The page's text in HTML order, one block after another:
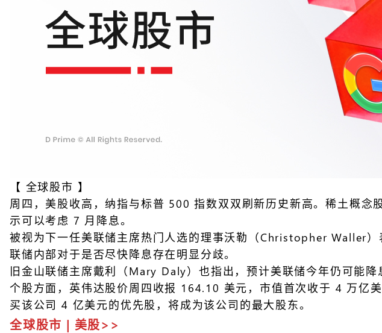
【 全球股市 】
周四，美股收高，纳指与标普 500 指数双双刷新历史新高。稀土概
示可以考虑 7 月降息。
被视为下一任美联储主席热门人选的理事沃勒（Christopher Waller
联储内部对于是否尽快降息存在明显分歧。
旧金山联储主席戴利（Mary Daly）也指出，预计美联储今年仍可能
个股方面，英伟达股价周四收报 164.10 美元，市值首次收于 4 万亿
买该公司 4 亿美元的优先股，将成为该公司的最大股东。
全球股市 | 美股>>